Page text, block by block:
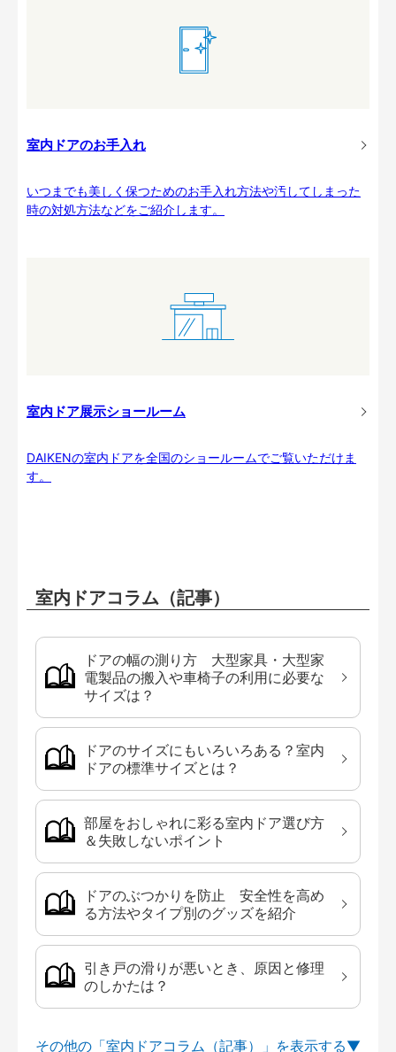
室内ドアのお手入れ
いつまでも美しく保つためのお手入れ方法や汚してしまった
時の対処方法などをご紹介します。
室内ドア展示ショールーム
DAIKENの室内ドアを全国のショールームでご覧いただけま
す。
室内ドアコラム（記事）
ドアの幅の測り方 大型家具・大型家
電製品の搬入や車椅子の利用に必要な
サイズは？
ドアのサイズにもいろいろある？室内
ドアの標準サイズとは？
部屋をおしゃれに彩る室内ドア選び方
＆失敗しないポイント
ドアのぶつかりを防止 安全性を高め
る方法やタイプ別のグッズを紹介
引き戸の滑りが悪いとき、原因と修理
のしかたは？
その他の「室内ドアコラム（記事）」を